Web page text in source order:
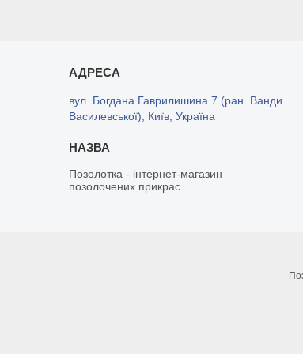
вул. Богдана Гаврилишина 7 (ран. Ванди
Василевської), Київ, Україна
Позолотка - інтернет-магазин
позолочених прикрас